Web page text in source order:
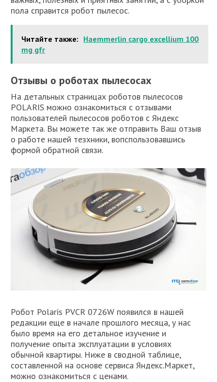
пола справится робот пылесос.
Читайте также: Haemmerlin cargo excellium 100
mg gfr
Отзывы о роботах пылесосах
На детальных страницах роботов пылесосов
POLARIS можно ознакомиться с отзывами
пользователей пылесосов роботов с Яндекс
Маркета. Вы можете так же отправить Ваш отзыв
о работе нашей тезхники, вопспользовавшись
формой обратной связи.
Робот Polaris PVCR 0726W появился в нашей
редакции еще в начале прошлого месяца, у нас
было время на его детальное изучение и
получение опыта эксплуатации в условиях
обычной квартиры. Ниже в сводной таблице,
составленной на основе сервиса Яндекс.Маркет,
можно ознакомиться с ценами.